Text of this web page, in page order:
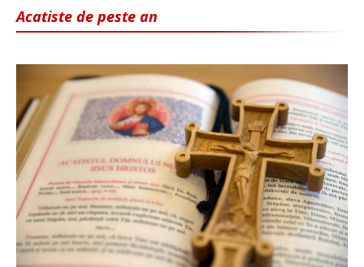
Acatiste de peste an